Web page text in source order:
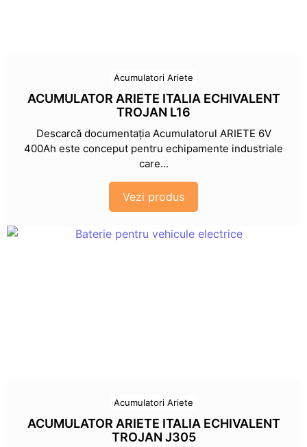
Acumulatori Ariete
ACUMULATOR ARIETE ITALIA ECHIVALENT
TROJAN L16
Descarcă documentația Acumulatorul ARIETE 6V
400Ah este conceput pentru echipamente industriale
care...
Vezi produs
Acumulatori Ariete
ACUMULATOR ARIETE ITALIA ECHIVALENT
TROJAN J305